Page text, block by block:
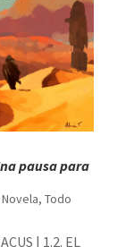
pausa para
Novela, Todo
| 1.2. EL